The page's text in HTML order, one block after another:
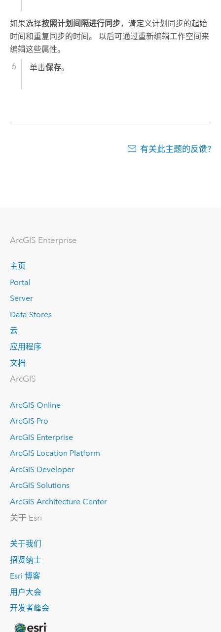
如果选择按照计划间隔进行同步，请定义计划同步的起始
时间和重复同步的时间。 以后可通过重新编辑工作空间来
编辑这些属性。
单击保存。
有关此主题的反馈?
ArcGIS Enterprise
主页
Portal
Server
Data Stores
云
应用程序
文档
ArcGIS
ArcGIS Online
ArcGIS Pro
ArcGIS Enterprise
ArcGIS Location Platform
ArcGIS Developer
ArcGIS Solutions
ArcGIS Architecture Center
关于 Esri
关于我们
招贤纳士
Esri 博客
用户大会
开发者峰会